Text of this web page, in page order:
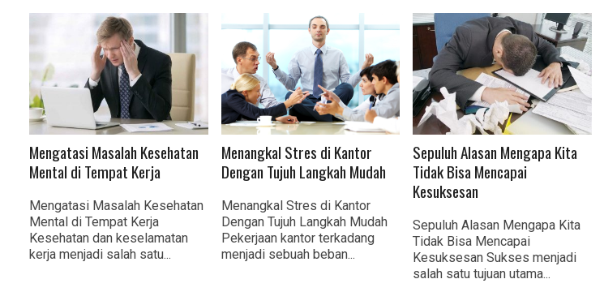
READ MORE
Mengatasi Masalah Kesehatan
Mental di Tempat Kerja
Mengatasi Masalah Kesehatan
Mental di Tempat Kerja
Kesehatan dan keselamatan
kerja menjadi salah satu...
READ MORE
Menangkal Stres di Kantor
Dengan Tujuh Langkah Mudah
Menangkal Stres di Kantor
Dengan Tujuh Langkah Mudah
Pekerjaan kantor terkadang
menjadi sebuah beban...
READ MORE
Sepuluh Alasan Mengapa Kita
Tidak Bisa Mencapai
Kesuksesan
Sepuluh Alasan Mengapa Kita
Tidak Bisa Mencapai
Kesuksesan Sukses menjadi
salah satu tujuan utama...